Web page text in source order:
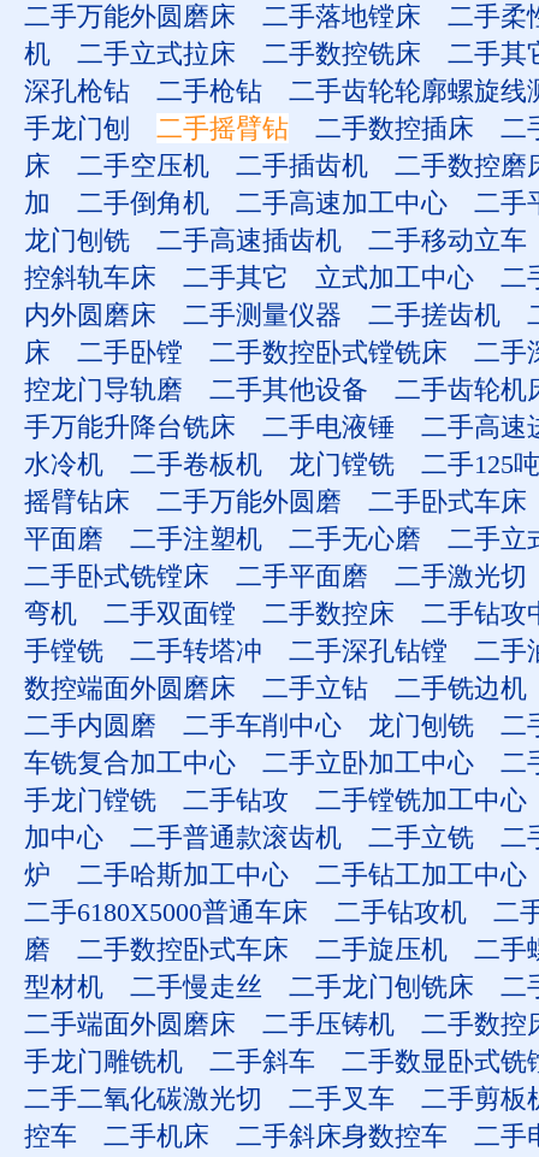
二手万能外圆磨床
二手落地镗床
二手柔
机
二手立式拉床 二手数控铣床
二手其
深孔枪钻
二手枪钻
二手齿轮轮廓螺旋线
手龙门刨
二手摇臂钻 二手数控插床
二
床
二手空压机 二手插齿机
二手数控磨
加
二手倒角机 二手高速加工中心
二手
龙门刨铣
二手高速插齿机
二手移动立车
控斜轨车床
二手其它 立式加工中心
二
内外圆磨床
二手测量仪器 二手搓齿机
床
二手卧镗 二手数控卧式镗铣床
二手
控龙门导轨磨
二手其他设备
二手齿轮机
手万能升降台铣床
二手电液锤
二手高速
水冷机
二手卷板机 龙门镗铣
二手125
摇臂钻床
二手万能外圆磨
二手卧式车床
平面磨
二手注塑机 二手无心磨
二手立
二手卧式铣镗床
二手平面磨
二手激光切
弯机
二手双面镗 二手数控床
二手钻攻
手镗铣
二手转塔冲 二手深孔钻镗
二手
数控端面外圆磨床
二手立钻
二手铣边机
二手内圆磨
二手车削中心 龙门刨铣
二
车铣复合加工中心
二手立卧加工中心
二
手龙门镗铣
二手钻攻
二手镗铣加工中心
加中心
二手普通款滚齿机 二手立铣
二
炉
二手哈斯加工中心
二手钻工加工中心
二手6180X5000普通车床
二手钻攻机
二
磨
二手数控卧式车床 二手旋压机
二手
型材机
二手慢走丝 二手龙门刨铣床
二
二手端面外圆磨床
二手压铸机
二手数控
手龙门雕铣机
二手斜车
二手数显卧式铣
二手二氧化碳激光切
二手叉车
二手剪板
控车
二手机床 二手斜床身数控车
二手